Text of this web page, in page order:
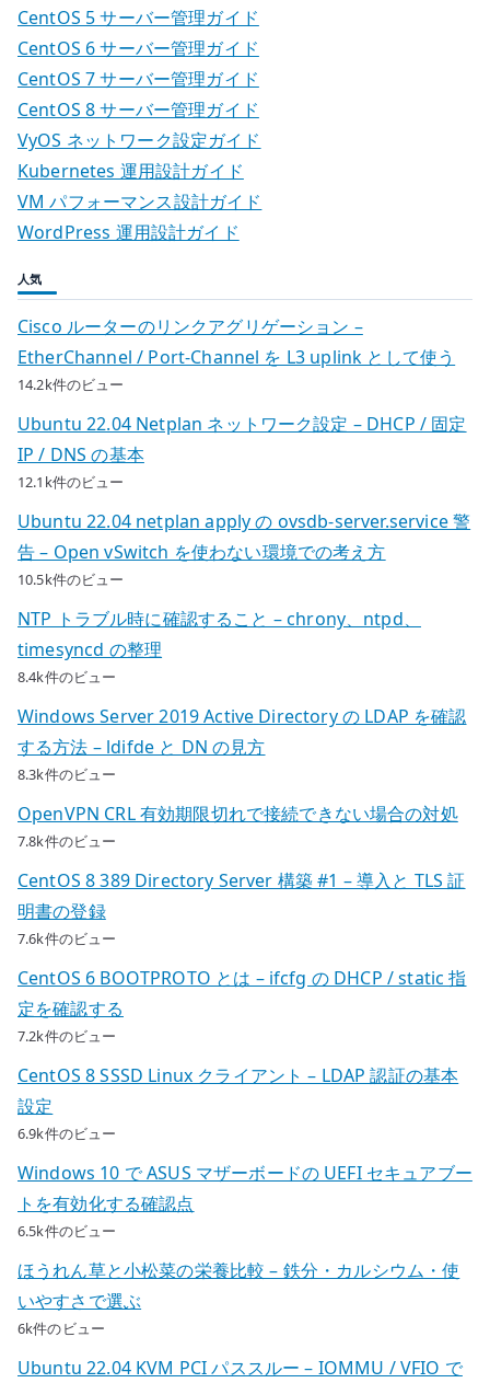
CentOS 5 サーバー管理ガイド
CentOS 6 サーバー管理ガイド
CentOS 7 サーバー管理ガイド
CentOS 8 サーバー管理ガイド
VyOS ネットワーク設定ガイド
Kubernetes 運用設計ガイド
VM パフォーマンス設計ガイド
WordPress 運用設計ガイド
人気
Cisco ルーターのリンクアグリゲーション –
EtherChannel / Port-Channel を L3 uplink として使う
14.2k件のビュー
Ubuntu 22.04 Netplan ネットワーク設定 – DHCP / 固定
IP / DNS の基本
12.1k件のビュー
Ubuntu 22.04 netplan apply の ovsdb-server.service 警
告 – Open vSwitch を使わない環境での考え方
10.5k件のビュー
NTP トラブル時に確認すること – chrony、ntpd、
timesyncd の整理
8.4k件のビュー
Windows Server 2019 Active Directory の LDAP を確認
する方法 – ldifde と DN の見方
8.3k件のビュー
OpenVPN CRL 有効期限切れで接続できない場合の対処
7.8k件のビュー
CentOS 8 389 Directory Server 構築 #1 – 導入と TLS 証
明書の登録
7.6k件のビュー
CentOS 6 BOOTPROTO とは – ifcfg の DHCP / static 指
定を確認する
7.2k件のビュー
CentOS 8 SSSD Linux クライアント – LDAP 認証の基本
設定
6.9k件のビュー
Windows 10 で ASUS マザーボードの UEFI セキュアブー
トを有効化する確認点
6.5k件のビュー
ほうれん草と小松菜の栄養比較 – 鉄分・カルシウム・使
いやすさで選ぶ
6k件のビュー
Ubuntu 22.04 KVM PCI パススルー – IOMMU / VFIO で